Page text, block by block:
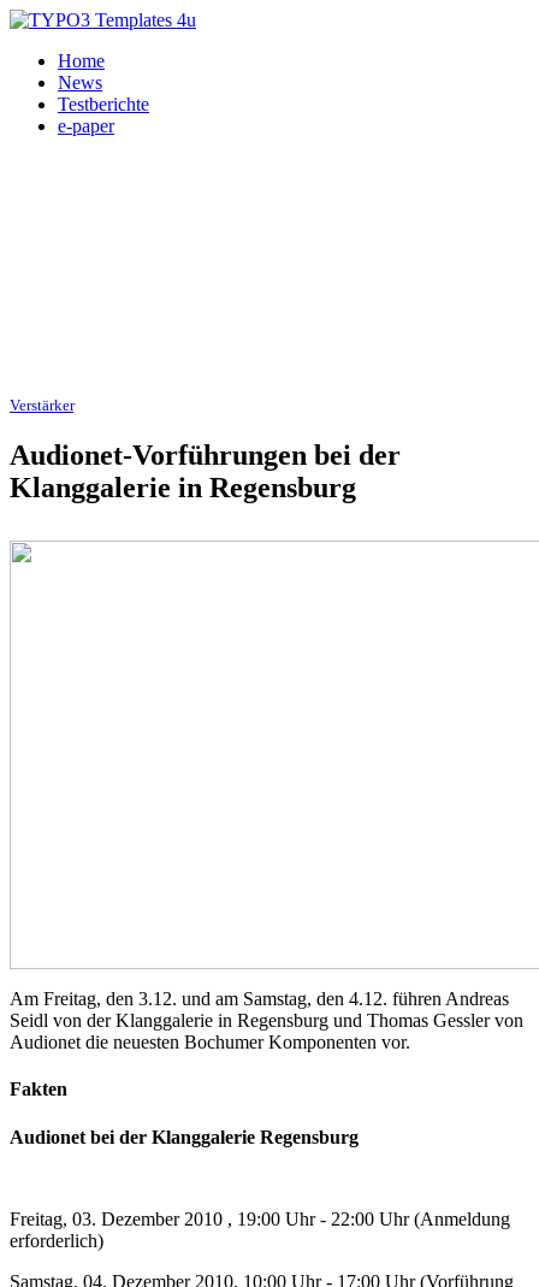
Home
News
Testberichte
e-paper
Verstärker, Messe - Veranstaltungen, CD-Spieler 25.11.2010
Audionet-Vorführungen bei der
Klanggalerie in Regensburg
Am Freitag, den 3.12. und am Samstag, den 4.12. führen Andreas
Seidl von der Klanggalerie in Regensburg und Thomas Gessler von
Audionet die neuesten Bochumer Komponenten vor.
Fakten
Audionet bei der Klanggalerie Regensburg
Freitag, 03. Dezember 2010 , 19:00 Uhr - 22:00 Uhr (Anmeldung
erforderlich)
Samstag, 04. Dezember 2010, 10:00 Uhr - 17:00 Uhr (Vorführung